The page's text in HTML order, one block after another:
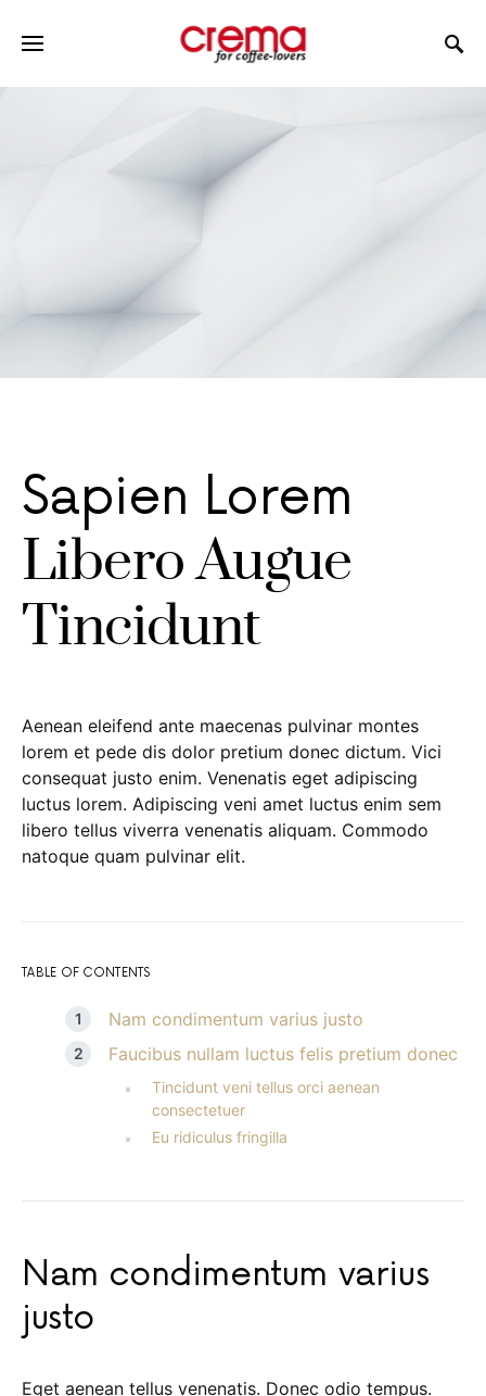
Sapien Lorem
Libero Augue
Tincidunt
Aenean eleifend ante maecenas pulvinar montes
lorem et pede dis dolor pretium donec dictum. Vici
consequat justo enim. Venenatis eget adipiscing
luctus lorem. Adipiscing veni amet luctus enim sem
libero tellus viverra venenatis aliquam. Commodo
natoque quam pulvinar elit.
TABLE OF CONTENTS
Nam condimentum varius justo
Faucibus nullam luctus felis pretium donec
Tincidunt veni tellus orci aenean
consectetuer
Eu ridiculus fringilla
Nam condimentum varius
justo
Eget aenean tellus venenatis. Donec odio tempus.